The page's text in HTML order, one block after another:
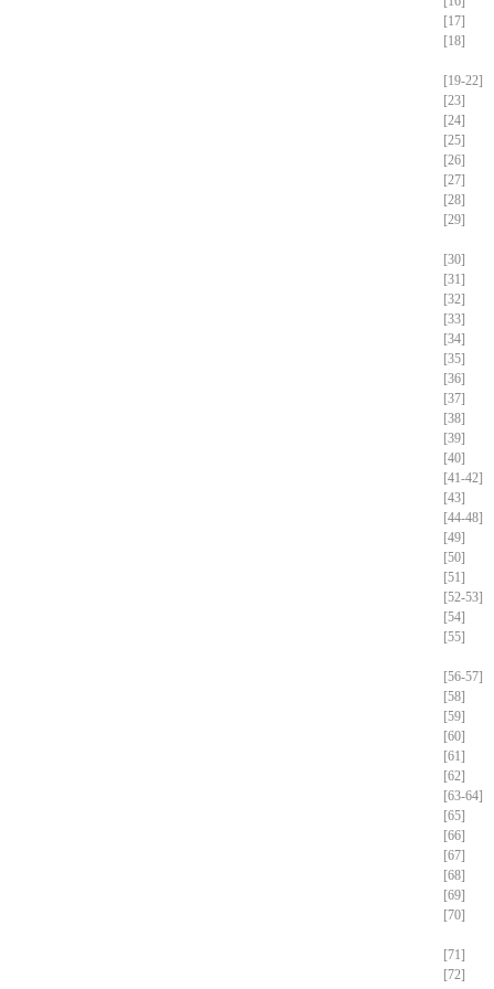
[17]
[18]
[19-22]
[23]
[24]
[25]
[26]
[27]
[28]
[29]
[30]
[31]
[32]
[33]
[34]
[35]
[36]
[37]
[38]
[39]
[40]
[41-42]
[43]
[44-48]
[49]
[50]
[51]
[52-53]
[54]
[55]
[56-57]
[58]
[59]
[60]
[61]
[62]
[63-64]
[65]
[66]
[67]
[68]
[69]
[70]
[71]
[72]